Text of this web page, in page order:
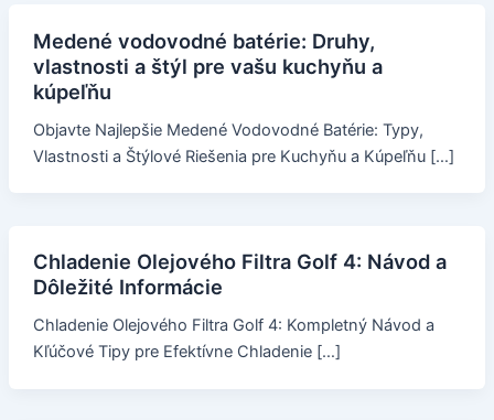
Medené vodovodné batérie: Druhy,
vlastnosti a štýl pre vašu kuchyňu a
kúpeľňu
Objavte Najlepšie Medené Vodovodné Batérie: Typy,
Vlastnosti a Štýlové Riešenia pre Kuchyňu a Kúpeľňu […]
Chladenie Olejového Filtra Golf 4: Návod a
Dôležité Informácie
Chladenie Olejového Filtra Golf 4: Kompletný Návod a
Kľúčové Tipy pre Efektívne Chladenie […]